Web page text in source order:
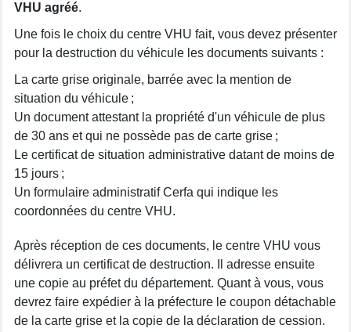
VHU agréé.
Une fois le choix du centre VHU fait, vous devez présenter
pour la destruction du véhicule les documents suivants :
La carte grise originale, barrée avec la mention de
situation du véhicule ;
Un document attestant la propriété d'un véhicule de plus
de 30 ans et qui ne possède pas de carte grise ;
Le certificat de situation administrative datant de moins de
15 jours ;
Un formulaire administratif Cerfa qui indique les
coordonnées du centre VHU.
Après réception de ces documents, le centre VHU vous
délivrera un certificat de destruction. Il adresse ensuite
une copie au préfet du département. Quant à vous, vous
devrez faire expédier à la préfecture le coupon détachable
de la carte grise et la copie de la déclaration de cession.